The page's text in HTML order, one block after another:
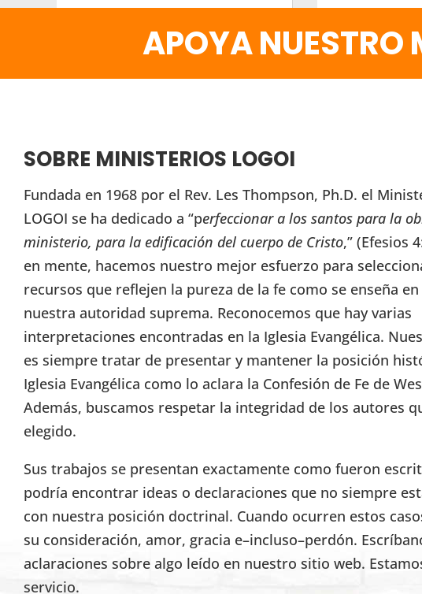
APOYA NUESTRO
SOBRE MINISTERIOS LOGOI
Fundada en 1968 por el Rev. Les Thompson, Ph.D. el
LOGOI se ha dedicado a “perfeccionar a los santos para la
ministerio, para la edificación del cuerpo de Cristo,” (Efesios
en mente, hacemos nuestro mejor esfuerzo para
recursos que reflejen la pureza de la fe como se enseña
nuestra autoridad suprema. Reconocemos que hay varias
interpretaciones encontradas en la Iglesia Evangélica.
es siempre tratar de presentar y mantener la posición
Iglesia Evangélica como lo aclara la Confesión de Fe de
Además, buscamos respetar la integridad de los autores
elegido.
Sus trabajos se presentan exactamente como fueron
podría encontrar ideas o declaraciones que no siempre
con nuestra posición doctrinal. Cuando ocurren estos
su consideración, amor, gracia e–incluso–perdón.
aclaraciones sobre algo leído en nuestro sitio web.
servicio.